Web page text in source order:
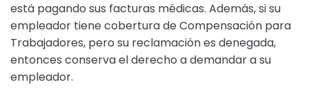
está pagando sus facturas médicas. Además, si su
empleador tiene cobertura de Compensación para
Trabajadores, pero su reclamación es denegada,
entonces conserva el derecho a demandar a su
empleador.